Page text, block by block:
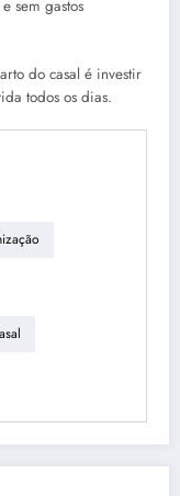
sem gastos
do casal é investir
todos os dias.